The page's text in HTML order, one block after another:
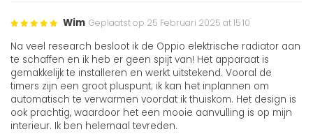
Wim Geplaatst op 25 Februari 2025 at 15:10
Na veel research besloot ik de Oppio elektrische radiator aan
te schaffen en ik heb er geen spijt van! Het apparaat is
gemakkelijk te installeren en werkt uitstekend. Vooral de
timers zijn een groot pluspunt; ik kan het inplannen om
automatisch te verwarmen voordat ik thuiskom. Het design is
ook prachtig, waardoor het een mooie aanvulling is op mijn
interieur. Ik ben helemaal tevreden.